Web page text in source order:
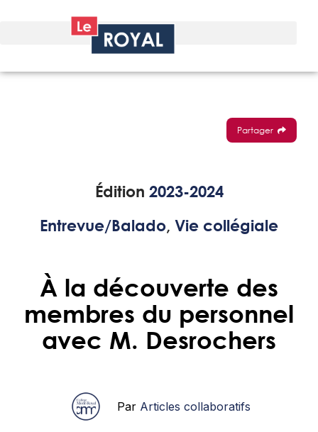
Partager
Édition 2023-2024
Entrevue/Balado, Vie collégiale
À la découverte des
membres du personnel
avec M. Desrochers
ParArticles collaboratifs